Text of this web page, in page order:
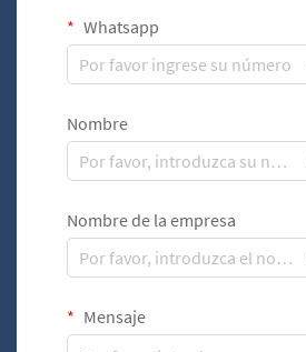
Whatsapp
Nombre
Nombre de la empresa
Mensaje